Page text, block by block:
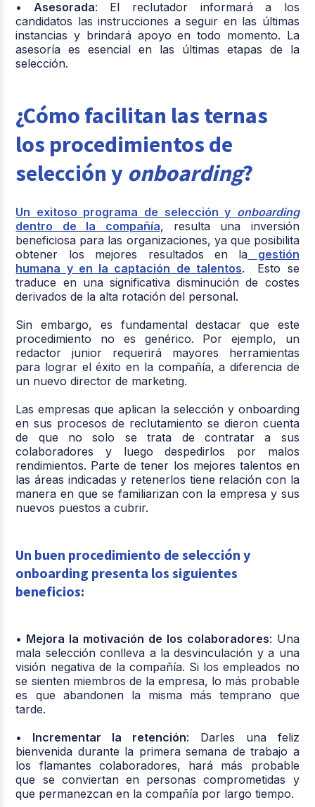
• Asesorada: El reclutador informará a los
candidatos las instrucciones a seguir en las últimas
instancias y brindará apoyo en todo momento. La
asesoría es esencial en las últimas etapas de la
selección.
¿Cómo facilitan las ternas
los procedimientos de
selección y onboarding?
Un exitoso programa de selección y onboarding
dentro de la compañía, resulta una inversión
beneficiosa para las organizaciones, ya que posibilita
obtener los mejores resultados en la gestión
humana y en la captación de talentos. Esto se
traduce en una significativa disminución de costes
derivados de la alta rotación del personal.
Sin embargo, es fundamental destacar que este
procedimiento no es genérico. Por ejemplo, un
redactor junior requerirá mayores herramientas
para lograr el éxito en la compañía, a diferencia de
un nuevo director de marketing.
Las empresas que aplican la selección y onboarding
en sus procesos de reclutamiento se dieron cuenta
de que no solo se trata de contratar a sus
colaboradores y luego despedirlos por malos
rendimientos. Parte de tener los mejores talentos en
las áreas indicadas y retenerlos tiene relación con la
manera en que se familiarizan con la empresa y sus
nuevos puestos a cubrir.
Un buen procedimiento de selección y
onboarding presenta los siguientes
beneficios:
• Mejora la motivación de los colaboradores: Una
mala selección conlleva a la desvinculación y a una
visión negativa de la compañía. Si los empleados no
se sienten miembros de la empresa, lo más probable
es que abandonen la misma más temprano que
tarde.
• Incrementar la retención: Darles una feliz
bienvenida durante la primera semana de trabajo a
los flamantes colaboradores, hará más probable
que se conviertan en personas comprometidas y
que permanezcan en la compañía por largo tiempo.